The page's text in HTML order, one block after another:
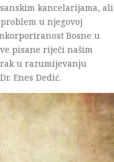
kancelarijama, ali
u njegovoj
Bosne u
pisane riječi našim
u razumijevanju
Enes Dedić.